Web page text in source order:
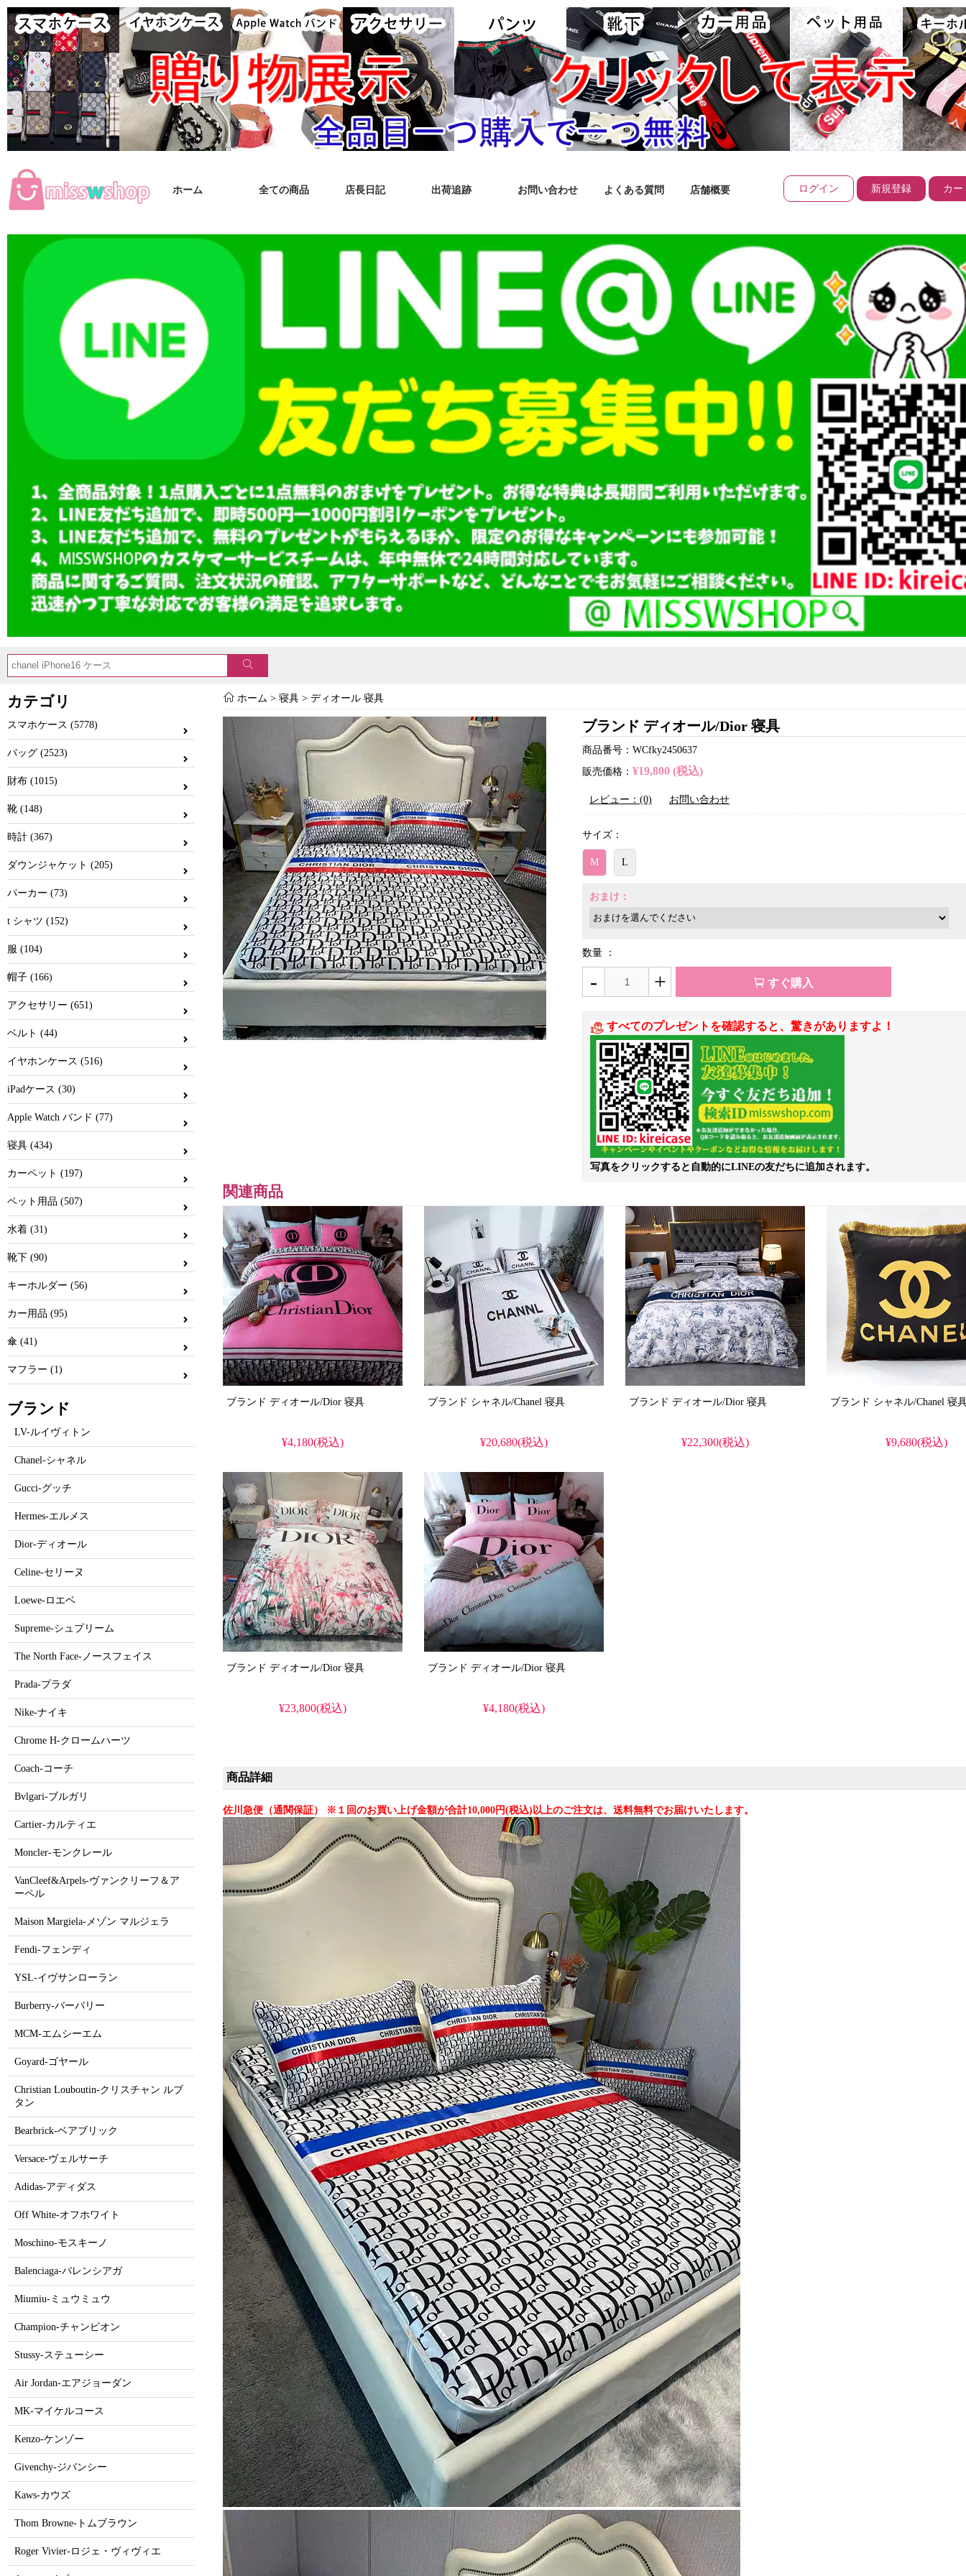
ホーム 全ての商品 店長日記 出荷追跡 お問い合わせ よくある質問 店舗概要 ログイン 新規登録 カー
カテゴリ
スマホケース (5778)
バッグ (2523)
財布 (1015)
靴 (148)
時計 (367)
ダウンジャケット (205)
パーカー (73)
t シャツ (152)
服 (104)
帽子 (166)
アクセサリー (651)
ベルト (44)
イヤホンケース (516)
iPadケース (30)
Apple Watch バンド (77)
寝具 (434)
カーペット (197)
ペット用品 (507)
水着 (31)
靴下 (90)
キーホルダー (56)
カー用品 (95)
傘 (41)
マフラー (1)
ブランド
LV-ルイヴィトン
Chanel-シャネル
Gucci-グッチ
Hermes-エルメス
Dior-ディオール
Celine-セリーヌ
Loewe-ロエベ
Supreme-シュプリーム
The North Face-ノースフェイス
Prada-プラダ
Nike-ナイキ
Chrome H-クロームハーツ
Coach-コーチ
Bvlgari-ブルガリ
Cartier-カルティエ
Moncler-モンクレール
VanCleef&Arpels-ヴァンクリーフ＆ア
ーペル
Maison Margiela-メゾン マルジェラ
Fendi-フェンディ
YSL-イヴサンローラン
Burberry-バーバリー
MCM-エムシーエム
Goyard-ゴヤール
Christian Louboutin-クリスチャン ルブ
タン
Bearbrick-ベアブリック
Versace-ヴェルサーチ
Adidas-アディダス
Off White-オフホワイト
Moschino-モスキーノ
Balenciaga-バレンシアガ
Miumiu-ミュウミュウ
Champion-チャンピオン
Stussy-ステューシー
Air Jordan-エアジョーダン
MK-マイケルコース
Kenzo-ケンゾー
Givenchy-ジバンシー
Kaws-カウズ
Thom Browne-トムブラウン
Roger Vivier-ロジェ・ヴィヴィエ
ホーム > 寝具 > ディオール 寝具
ブランド ディオール/Dior 寝具
商品番号：WCfky2450637
販売価格： ¥19,800 (税込)
レビュー：(0) お問い合わせ
サイズ：
M L
おまけ：
数量 ：
- + すぐ購入
すべてのプレゼントを確認すると、驚きがありますよ！
写真をクリックすると自動的にLINEの友だちに追加されます。
関連商品
ブランド ディオール/Dior 寝具
¥4,180(税込)
ブランド シャネル/Chanel 寝具
¥20,680(税込)
ブランド ディオール/Dior 寝具
¥22,300(税込)
ブランド シャネル/Chanel
¥9,680(税込)
ブランド ディオール/Dior 寝具
¥23,800(税込)
ブランド ディオール/Dior 寝具
¥4,180(税込)
商品詳細
佐川急便（通関保証） ※１回のお買い上げ金額が合計10,000円(税込)以上のご注文は、送料無料でお届けいたします。